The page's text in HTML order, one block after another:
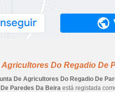
Do Regadio De
De Agricultores Do Regadio De
Paredes Da Beira está registada